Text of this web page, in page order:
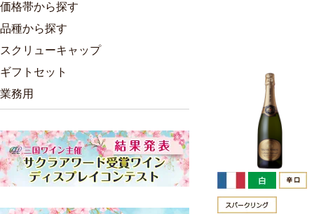
価格帯から探す
品種から探す
スクリューキャップ
ギフトセット
業務用